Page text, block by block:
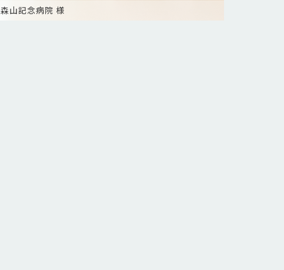
森山記念病院 様